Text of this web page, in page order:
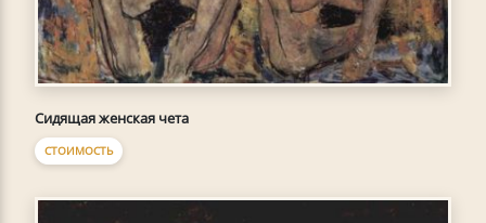
Сидящая женская чета
СТОИМОСТЬ